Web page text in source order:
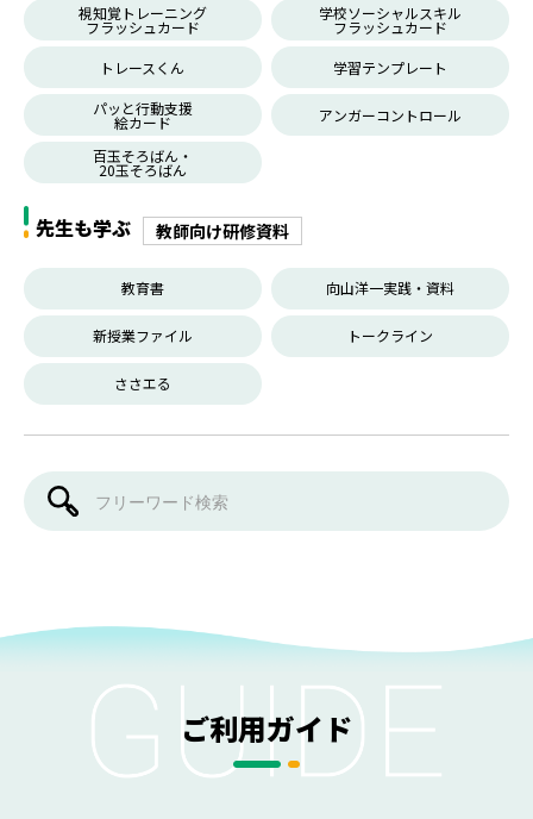
視知覚トレーニング
フラッシュカード
学校ソーシャルスキル
フラッシュカード
トレースくん
学習テンプレート
パッと行動支援
絵カード
アンガーコントロール
百玉そろばん・
20玉そろばん
先生も学ぶ 教師向け研修資料
教育書 向山洋一実践・資料
新授業ファイル トークライン
ささエる
ご利用ガイド